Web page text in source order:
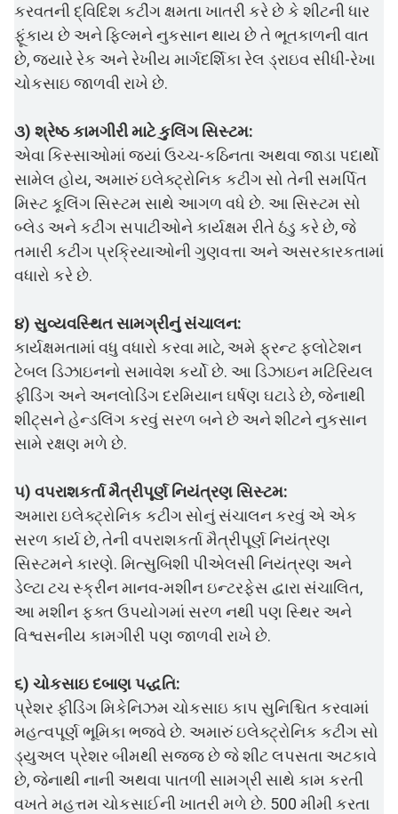
કરવતની દ્વિદિશ કટીંગ ક્ષમતા ખાતરી કરે છે કે શીટની ધાર
ફૂંકાય છે અને ફિલ્મને નુકસાન થાય છે તે ભૂતકાળની વાત
છે, જ્યારે રેક અને રેખીય માર્ગદર્શિકા રેલ ડ્રાઇવ સીધી-રેખા
ચોકસાઇ જાળવી રાખે છે.
૩) શ્રેષ્ઠ કામગીરી માટે કુલિંગ સિસ્ટમ:
એવા કિસ્સાઓમાં જ્યાં ઉચ્ચ-કઠિનતા અથવા જાડા પદાર્થો
સામેલ હોય, અમારું ઇલેક્ટ્રોનિક કટીંગ સો તેની સમર્પિત
મિસ્ટ કૂલિંગ સિસ્ટમ સાથે આગળ વધે છે. આ સિસ્ટમ સો
બ્લેડ અને કટીંગ સપાટીઓને કાર્યક્ષમ રીતે ઠંડુ કરે છે, જે
તમારી કટીંગ પ્રક્રિયાઓની ગુણવત્તા અને અસરકારકતામાં
વધારો કરે છે.
૪) સુવ્યવસ્થિત સામગ્રીનું સંચાલન:
કાર્યક્ષમતામાં વધુ વધારો કરવા માટે, અમે ફ્રન્ટ ફ્લોટેશન
ટેબલ ડિઝાઇનનો સમાવેશ કર્યો છે. આ ડિઝાઇન મટિરિયલ
ફીડિંગ અને અનલોડિંગ દરમિયાન ઘર્ષણ ઘટાડે છે, જેનાથી
શીટ્સને હેન્ડલિંગ કરવું સરળ બને છે અને શીટને નુકસાન
સામે રક્ષણ મળે છે.
૫) વપરાશકર્તા મૈત્રીપૂર્ણ નિયંત્રણ સિસ્ટમ:
અમારા ઇલેક્ટ્રોનિક કટીંગ સોનું સંચાલન કરવું એ એક
સરળ કાર્ય છે, તેની વપરાશકર્તા મૈત્રીપૂર્ણ નિયંત્રણ
સિસ્ટમને કારણે. મિત્સુબિશી પીએલસી નિયંત્રણ અને
ડેલ્ટા ટચ સ્ક્રીન માનવ-મશીન ઇન્ટરફેસ દ્વારા સંચાલિત,
આ મશીન ફક્ત ઉપયોગમાં સરળ નથી પણ સ્થિર અને
વિશ્વસનીય કામગીરી પણ જાળવી રાખે છે.
૬) ચોકસાઇ દબાણ પદ્ધતિ:
પ્રેશર ફીડિંગ મિકેનિઝમ ચોકસાઇ કાપ સુનિશ્ચિત કરવામાં
મહત્વપૂર્ણ ભૂમિકા ભજવે છે. અમારું ઇલેક્ટ્રોનિક કટીંગ સો
ડ્યુઅલ પ્રેશર બીમથી સજ્જ છે જે શીટ લપસતા અટકાવે
છે, જેનાથી નાની અથવા પાતળી સામગ્રી સાથે કામ કરતી
વખતે મહત્તમ ચોકસાઈની ખાતરી મળે છે. 500 મીમી કરતા